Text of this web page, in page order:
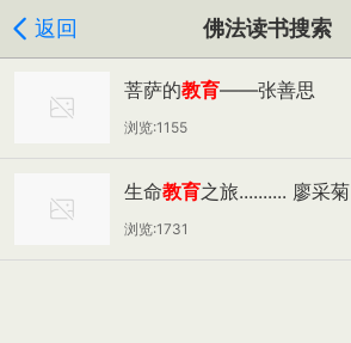
返回 佛法读书搜索
菩萨的教育——张善思
浏览:1155
生命教育之旅.......... 廖采菊
浏览:1731